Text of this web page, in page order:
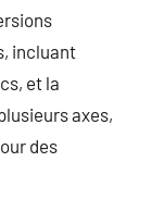
incluant
et la
axes,
des